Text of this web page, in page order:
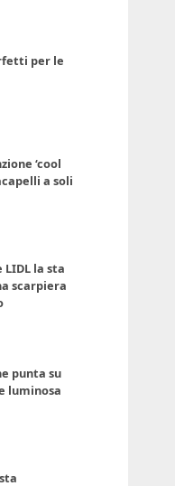
per le
‘cool
a soli
LIDL la sta
scarpiera
punta su
luminosa